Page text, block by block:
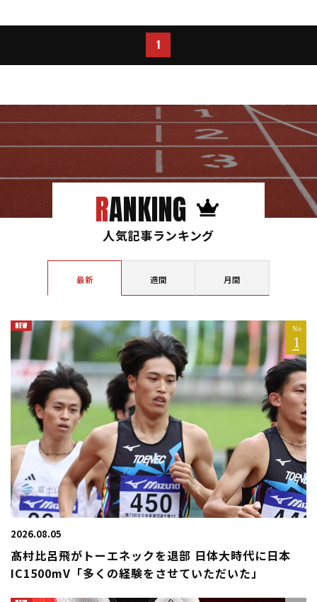
1
RANKING
人気記事ランキング
最新 週間 月間
2026.08.05
髙村比呂飛がトーエネックを退部 日体大時代に日本
IC1500mV「多くの経験をさせていただいた」